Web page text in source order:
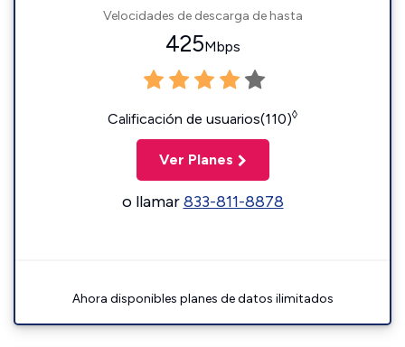
Velocidades de descarga de hasta
425Mbps
Calificación de usuarios(110)◊
Ver Planes
o llamar833-811-8878
Ahora disponibles planes de datos ilimitados